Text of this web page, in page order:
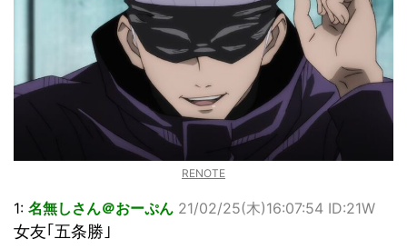
佐藤絢音ちゃん(11)が万バズ！！
「洋画に日本版主題歌は必要か?」論争
超能力が使えるようになったので限界まで極める事にした件
その２
北原ももさんの挑発!!!
【画像】『プリズマ☆イリヤ』の新グッズ、流石に一線を越
えてしまう
敵「ダンクーガは合体するまでが長過ぎてつまらない」←合
体する前から面白いんだよなぁ
す。
【信長の野望・新生】米問屋をどういう時にどこに建てるの
RENOTE
1: 名無しさん＠おーぷん 21/02/25(木)16:07:54 ID:21W
女友｢五条勝｣